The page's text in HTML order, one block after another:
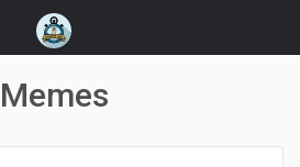
Memes